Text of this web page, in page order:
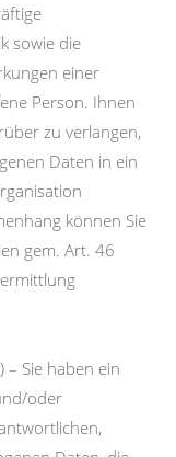
sowie die
einer
Person. Ihnen
zu verlangen,
Daten in ein
können Sie
gem. Art. 46
– Sie haben ein
oder